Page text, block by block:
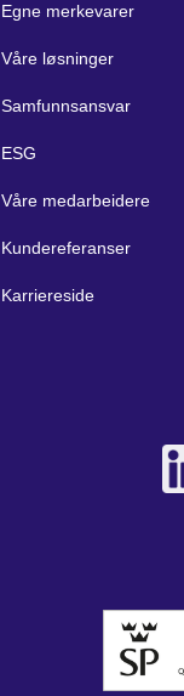
Egne merkevarer
Våre løsninger
Samfunnsansvar
ESG
Våre medarbeidere
Kundereferanser
Karriereside